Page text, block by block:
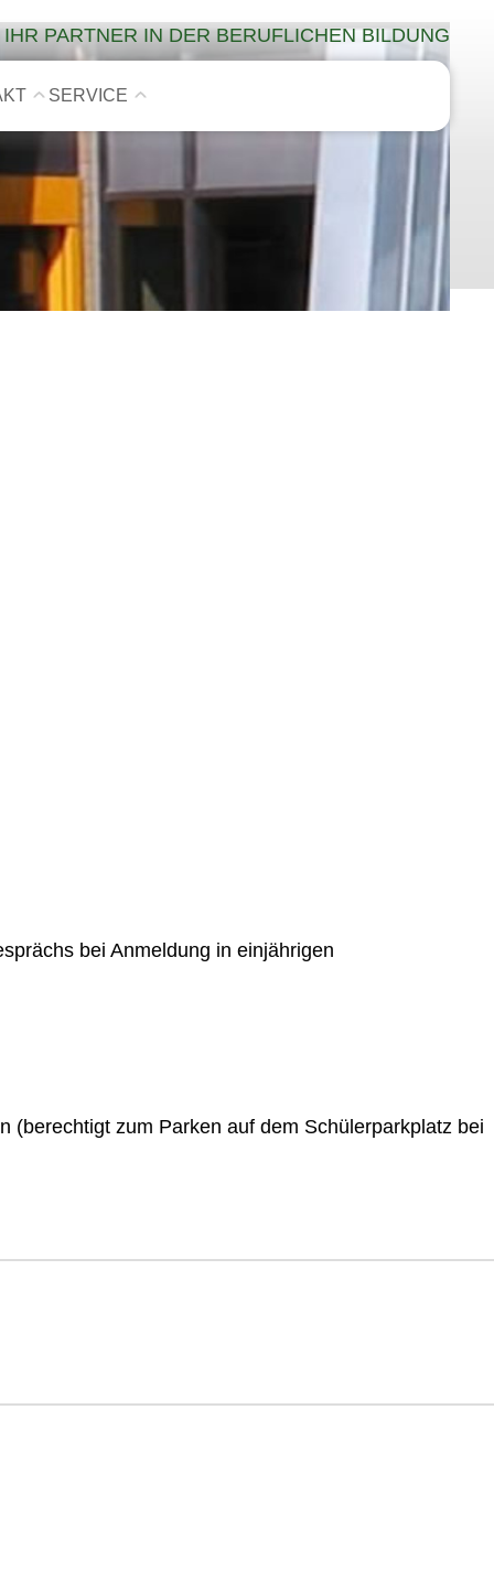
bei Anmeldung in einjährigen
(berechtigt zum Parken auf dem Schülerparkplatz bei
SERVICE
IHR PARTNER IN DER BERUFLICHEN BILDUNG